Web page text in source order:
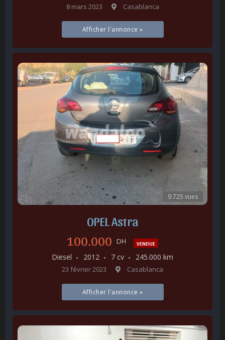
8 mars 2023 Casablanca
Afficher l'annonce »
9.725 vues
OPEL Astra
100.000 DH VENDUE
Diesel 2012 7 cv 245.000 km
23 février 2023 Casablanca
Afficher l'annonce »